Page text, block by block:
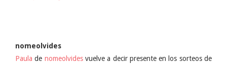
nomeolvides
Paula de nomeolvidesvuelve a decir presente en los sorteos de